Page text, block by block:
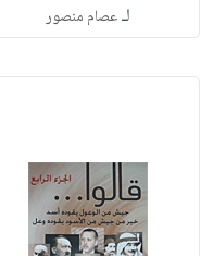
لـعصام منصور